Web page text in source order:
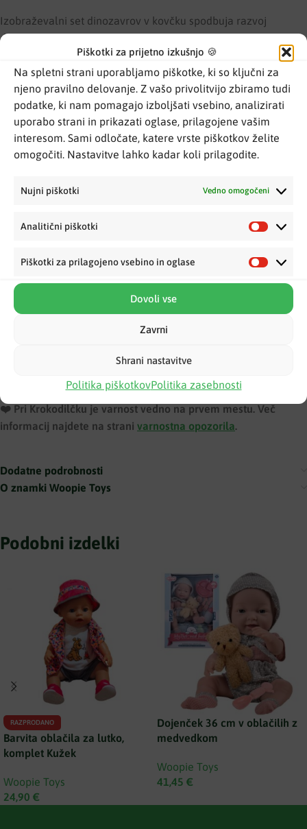
Piškotki za prijetno izkušnjo 🍪
Na spletni strani uporabljamo piškotke, ki so ključni za
njeno pravilno delovanje. Z vašo privolitvijo zbiramo tudi
podatke, ki nam pomagajo izboljšati vsebino, analizirati
uporabo strani in prikazati oglase, prilagojene vašim
interesom. Sami odločate, katere vrste piškotkov želite
omogočiti. Nastavitve lahko kadar koli prilagodite.
Nujni piškotki Vedno omogočeni
Analitični piškotki
Piškotki za prilagojeno vsebino in oglase
Dovoli vse
Zavrni
Shrani nastavitve
Politika piškotkovPolitika zasebnosti
Izobraževalni set dinozavrov v kovčku spodbuja razvoj
domišljije in kreativnega razmišljanja, saj otrok sam ustvarja
svet in zgodbe. Postavljanje scenografije razvija fino motoriko
in koordinacijo oko–roka.
Učenje o dinozavrih krepi otrokovo radovednost in zanimanje
za naravo, zgodovino ter znanost. Skupna igra z drugimi otroki
spodbuja komunikacijo, sodelovanje in potrpežljivost.
Oblika: prenosna kovčka Dinosaur World
9 figuric dinozavrov različnih vrst
drevesa in elementi pokrajine
vulkani, 3 jajca dinozavrov in dodatki
izobraževalne kartice o dinozavrih
Materiali: varni, trpežni materiali
Priporočena starost: od 3 let dalje
❤️ ️Pri Krokodilčku je varnost vedno na prvem mestu. Več
informacij najdete na strani varnostna opozorila.
Dodatne podrobnosti
O znamki Woopie Toys
Podobni izdelki
RAZPRODANO
Barvita oblačila za lutko,
komplet Kužek
Woopie Toys
24,90 €
Dojenček 36 cm v oblačilih z
medvedkom
Woopie Toys
41,45 €